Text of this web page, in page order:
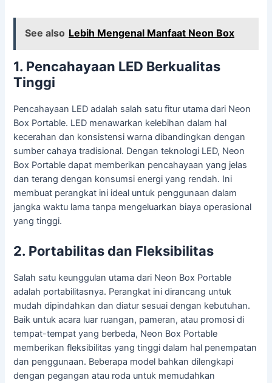
See also Lebih Mengenal Manfaat Neon Box
1. Pencahayaan LED Berkualitas
Tinggi
Pencahayaan LED adalah salah satu fitur utama dari Neon
Box Portable. LED menawarkan kelebihan dalam hal
kecerahan dan konsistensi warna dibandingkan dengan
sumber cahaya tradisional. Dengan teknologi LED, Neon
Box Portable dapat memberikan pencahayaan yang jelas
dan terang dengan konsumsi energi yang rendah. Ini
membuat perangkat ini ideal untuk penggunaan dalam
jangka waktu lama tanpa mengeluarkan biaya operasional
yang tinggi.
2. Portabilitas dan Fleksibilitas
Salah satu keunggulan utama dari Neon Box Portable
adalah portabilitasnya. Perangkat ini dirancang untuk
mudah dipindahkan dan diatur sesuai dengan kebutuhan.
Baik untuk acara luar ruangan, pameran, atau promosi di
tempat-tempat yang berbeda, Neon Box Portable
memberikan fleksibilitas yang tinggi dalam hal penempatan
dan penggunaan. Beberapa model bahkan dilengkapi
dengan pegangan atau roda untuk memudahkan